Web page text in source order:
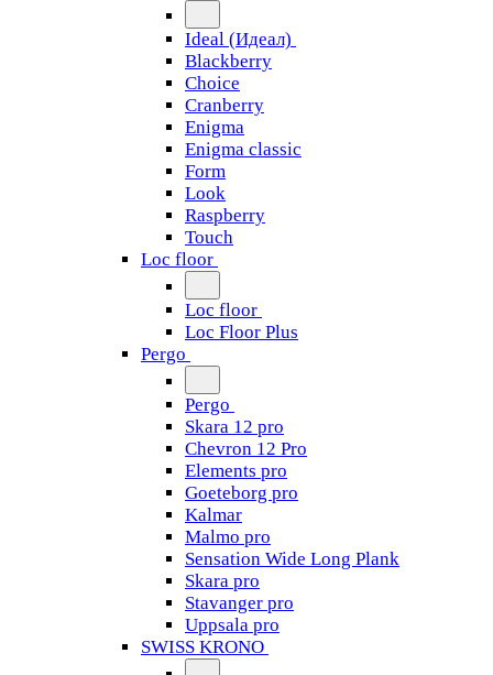
Ideal (Идеал)
Blackberry
Choice
Cranberry
Enigma
Enigma classic
Form
Look
Raspberry
Touch
Loc floor
Loc floor
Loc Floor Plus
Pergo
Pergo
Skara 12 pro
Chevron 12 Pro
Elements pro
Goeteborg pro
Kalmar
Malmo pro
Sensation Wide Long Plank
Skara pro
Stavanger pro
Uppsala pro
SWISS KRONO